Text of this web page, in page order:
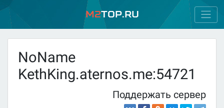
M2Top.ru
NoName
KethKing.aternos.me:54721
Поддержать сервер